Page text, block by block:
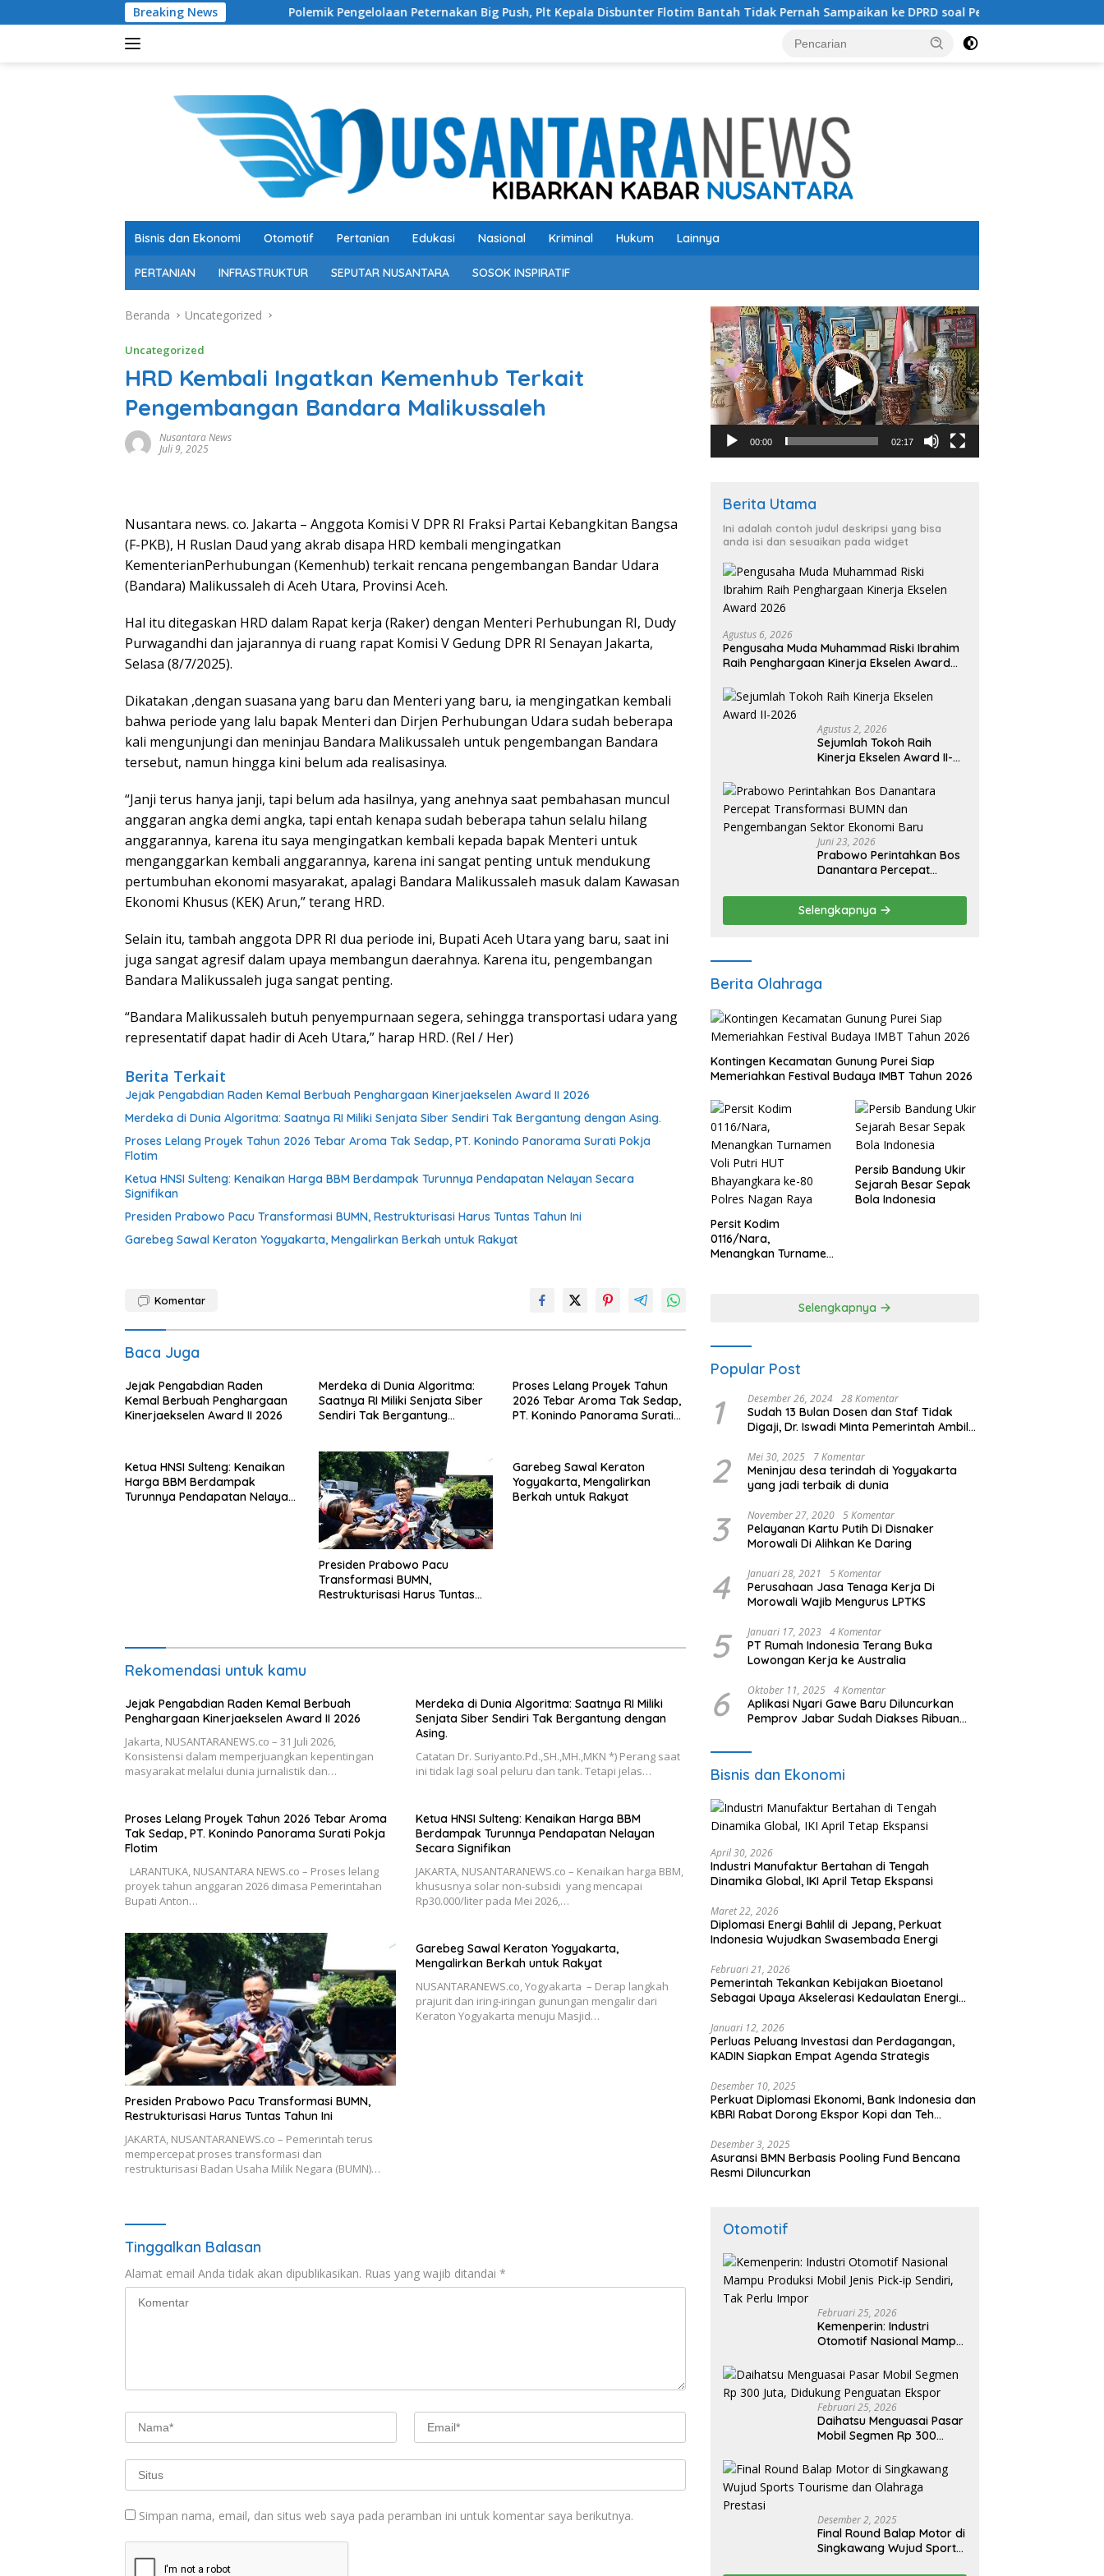
ke
Breaking News
Polemik Pengelolaan Peternakan Big Push, Plt Kepala Disbunter Flotim Bantah Tidak Pernah Sampaikan ke DPRD soal Peternakan Sapi Untuk Penghasil Daging
Bisnis dan Ekonomi Otomotif Pertanian Edukasi Nasional Kriminal Hukum Lainnya
PERTANIAN INFRASTRUKTUR SEPUTAR NUSANTARA SOSOK INSPIRATIF
Beranda Uncategorized
Uncategorized
HRD Kembali Ingatkan Kemenhub Terkait
Pengembangan Bandara Malikussaleh
Nusantara News
Juli 9, 2025
Nusantara news. co. Jakarta – Anggota Komisi V DPR RI Fraksi Partai Kebangkitan Bangsa
(F-PKB), H Ruslan Daud yang akrab disapa HRD kembali mengingatkan
KementerianPerhubungan (Kemenhub) terkait rencana pengembangan Bandar Udara
(Bandara) Malikussaleh di Aceh Utara, Provinsi Aceh.
Hal itu ditegaskan HRD dalam Rapat kerja (Raker) dengan Menteri Perhubungan RI, Dudy
Purwagandhi dan jajarannya di ruang rapat Komisi V Gedung DPR RI Senayan Jakarta,
Selasa (8/7/2025).
Dikatakan ,dengan suasana yang baru dan Menteri yang baru, ia mengingatkan kembali
bahwa periode yang lalu bapak Menteri dan Dirjen Perhubungan Udara sudah beberapa
kali mengunjungi dan meninjau Bandara Malikussaleh untuk pengembangan Bandara
tersebut, namun hingga kini belum ada realisasinya.
“Janji terus hanya janji, tapi belum ada hasilnya, yang anehnya saat pembahasan muncul
anggaran angka demi angka, tapi entah kenapa sudah beberapa tahun selalu hilang
anggarannya, karena itu saya mengingatkan kembali kepada bapak Menteri untuk
menganggarkan kembali anggarannya, karena ini sangat penting untuk mendukung
pertumbuhan ekonomi masyarakat, apalagi Bandara Malikussaleh masuk dalam Kawasan
Ekonomi Khusus (KEK) Arun,” terang HRD.
Selain itu, tambah anggota DPR RI dua periode ini, Bupati Aceh Utara yang baru, saat ini
juga sangat agresif dalam upaya membangun daerahnya. Karena itu, pengembangan
Bandara Malikussaleh juga sangat penting.
“Bandara Malikussaleh butuh penyempurnaan segera, sehingga transportasi udara yang
representatif dapat hadir di Aceh Utara,” harap HRD. (Rel / Her)
Berita Terkait
Jejak Pengabdian Raden Kemal Berbuah Penghargaan Kinerjaekselen Award II 2026
Merdeka di Dunia Algoritma: Saatnya RI Miliki Senjata Siber Sendiri Tak Bergantung dengan Asing.
Proses Lelang Proyek Tahun 2026 Tebar Aroma Tak Sedap, PT. Konindo Panorama Surati Pokja
Flotim
Ketua HNSI Sulteng: Kenaikan Harga BBM Berdampak Turunnya Pendapatan Nelayan Secara
Signifikan
Presiden Prabowo Pacu Transformasi BUMN, Restrukturisasi Harus Tuntas Tahun Ini
Garebeg Sawal Keraton Yogyakarta, Mengalirkan Berkah untuk Rakyat
Komentar
Baca Juga
Jejak Pengabdian Raden
Kemal Berbuah Penghargaan
Kinerjaekselen Award II 2026
Merdeka di Dunia Algoritma:
Saatnya RI Miliki Senjata Siber
Sendiri Tak Bergantung
Proses Lelang Proyek Tahun
2026 Tebar Aroma Tak Sedap,
PT. Konindo Panorama Surati
Ketua HNSI Sulteng: Kenaikan
Harga BBM Berdampak
Turunnya Pendapatan Nelayan
Presiden Prabowo Pacu
Transformasi BUMN,
Restrukturisasi Harus Tuntas
Garebeg Sawal Keraton
Yogyakarta, Mengalirkan
Berkah untuk Rakyat
Rekomendasi untuk kamu
Jejak Pengabdian Raden Kemal Berbuah
Penghargaan Kinerjaekselen Award II 2026
Jakarta, NUSANTARANEWS.co – 31 Juli 2026,
Konsistensi dalam memperjuangkan kepentingan
masyarakat melalui dunia jurnalistik dan…
Merdeka di Dunia Algoritma: Saatnya RI Miliki
Senjata Siber Sendiri Tak Bergantung dengan
Asing.
Catatan Dr. Suriyanto.Pd.,SH.,MH.,MKN *) Perang saat
ini tidak lagi soal peluru dan tank. Tetapi jelas…
Proses Lelang Proyek Tahun 2026 Tebar Aroma
Tak Sedap, PT. Konindo Panorama Surati Pokja
Flotim
LARANTUKA, NUSANTARA NEWS.co – Proses lelang
proyek tahun anggaran 2026 dimasa Pemerintahan
Bupati Anton…
Ketua HNSI Sulteng: Kenaikan Harga BBM
Berdampak Turunnya Pendapatan Nelayan
Secara Signifikan
JAKARTA, NUSANTARANEWS.co – Kenaikan harga BBM,
khususnya solar non-subsidi yang mencapai
Rp30.000/liter pada Mei 2026,…
Presiden Prabowo Pacu Transformasi BUMN,
Restrukturisasi Harus Tuntas Tahun Ini
JAKARTA, NUSANTARANEWS.co – Pemerintah terus
mempercepat proses transformasi dan
restrukturisasi Badan Usaha Milik Negara (BUMN)…
Garebeg Sawal Keraton Yogyakarta,
Mengalirkan Berkah untuk Rakyat
NUSANTARANEWS.co, Yogyakarta – Derap langkah
prajurit dan iring-iringan gunungan mengalir dari
Keraton Yogyakarta menuju Masjid…
Tinggalkan Balasan
Alamat email Anda tidak akan dipublikasikan. Ruas yang wajib ditandai *
Simpan nama, email, dan situs web saya pada peramban ini untuk komentar saya berikutnya.
Pemutar
Video
00:00 02:17
Berita Utama
Ini adalah contoh judul deskripsi yang bisa
anda isi dan sesuaikan pada widget
Agustus 6, 2026
Pengusaha Muda Muhammad Riski Ibrahim
Raih Penghargaan Kinerja Ekselen Award
Agustus 2, 2026
Sejumlah Tokoh Raih
Kinerja Ekselen Award II-
Juni 23, 2026
Prabowo Perintahkan Bos
Danantara Percepat
Pengembangan Sektor
Ekonomi Baru
Selengkapnya
Berita Olahraga
Kontingen Kecamatan Gunung Purei Siap
Memeriahkan Festival Budaya IMBT Tahun 2026
Persit Kodim
0116/Nara,
Menangkan Turnamen
Persib Bandung Ukir
Sejarah Besar Sepak
Bola Indonesia
Selengkapnya
Popular Post
1 Desember 26, 2024 28 Komentar
Sudah 13 Bulan Dosen dan Staf Tidak
Digaji, Dr. Iswadi Minta Pemerintah Ambil
2 Mei 30, 2025 7 Komentar
Meninjau desa terindah di Yogyakarta
yang jadi terbaik di dunia
3 November 27, 2020 5 Komentar
Pelayanan Kartu Putih Di Disnaker
Morowali Di Alihkan Ke Daring
4 Januari 28, 2021 5 Komentar
Perusahaan Jasa Tenaga Kerja Di
Morowali Wajib Mengurus LPTKS
5 Januari 17, 2023 4 Komentar
PT Rumah Indonesia Terang Buka
Lowongan Kerja ke Australia
6 Oktober 11, 2025 4 Komentar
Aplikasi Nyari Gawe Baru Diluncurkan
Pemprov Jabar Sudah Diakses Ribuan
Bisnis dan Ekonomi
April 30, 2026
Industri Manufaktur Bertahan di Tengah
Dinamika Global, IKI April Tetap Ekspansi
Maret 22, 2026
Diplomasi Energi Bahlil di Jepang, Perkuat
Indonesia Wujudkan Swasembada Energi
Februari 21, 2026
Pemerintah Tekankan Kebijakan Bioetanol
Sebagai Upaya Akselerasi Kedaulatan Energi
Januari 12, 2026
Perluas Peluang Investasi dan Perdagangan,
KADIN Siapkan Empat Agenda Strategis
Desember 10, 2025
Perkuat Diplomasi Ekonomi, Bank Indonesia dan
KBRI Rabat Dorong Ekspor Kopi dan Teh
Desember 3, 2025
Asuransi BMN Berbasis Pooling Fund Bencana
Resmi Diluncurkan
Otomotif
Februari 25, 2026
Kemenperin: Industri
Otomotif Nasional Mampu
ip Sendiri, Tak Perlu Impor
Februari 25, 2026
Daihatsu Menguasai Pasar
Mobil Segmen Rp 300
Ekspor
Desember 2, 2025
Final Round Balap Motor di
Singkawang Wujud Sports